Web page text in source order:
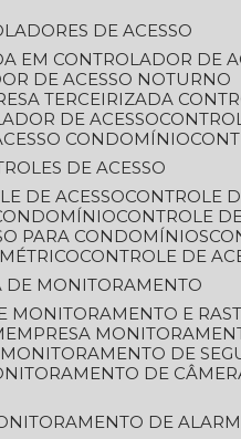
DE ACESSO
EM CONTROLADOR DE
DE ACESSO NOTURNO
TERCEIRIZADA
DE ACESSO
CONDOMÍNIO
DE ACESSO
DE ACESSO
CONTROLE
CONTROLE
PARA CONDOMÍNIOS
CONTROLE DE
DE MONITORAMENTO
MONITORAMENTO E
EMPRESA
MONITORAMENTO DE
DE
DE